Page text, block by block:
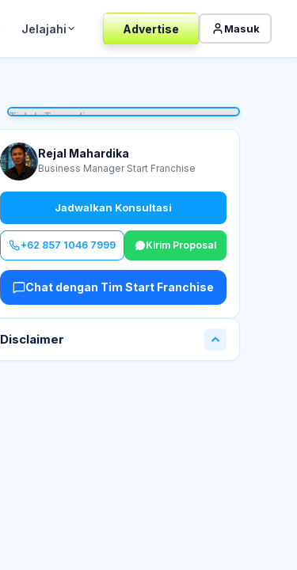
Jelajahi Advertise Masuk
Tidak Tersedia
Rejal Mahardika
Business Manager Start Franchise
Jadwalkan Konsultasi
+62 857 1046 7999 Kirim Proposal
Chat dengan Tim Start Franchise
Disclaimer